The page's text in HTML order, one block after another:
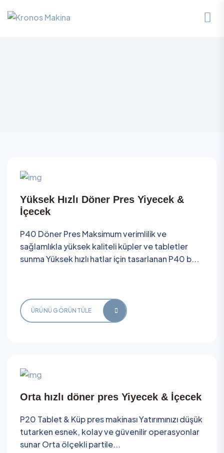
Yüksek Hızlı Döner Pres Yiyecek &
İçecek
P40 Döner Pres Maksimum verimlilik ve
sağlamlıkla yüksek kaliteli küpler ve tabletler
sunma Yüksek hızlı hatlar için tasarlanan P40 b...
ÜRÜNÜ GÖRÜNTÜLE
Orta hızlı döner pres Yiyecek & İçecek
P20 Tablet & Küp pres makinası Yatırımınızı düşük
tutarken esnek, kolay ve güvenilir operasyonlar
sunar Orta ölçekli partile...